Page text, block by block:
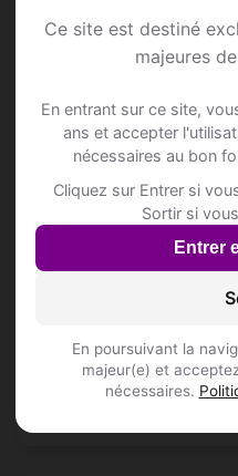
Ce site est destiné
majeures
En entrant sur ce site,
ans et accepter
nécessaires au bon
Cliquez sur Entrer si
Sortir si
Entrer
En poursuivant la
majeur(e) et
nécessaires.
📍 Hôtelss 3
Het Gavernest
Iepersestraat 12
OIKOS INVESTMENT
Marktstraat 89
PAUWELS
📍 Restaurantss 39